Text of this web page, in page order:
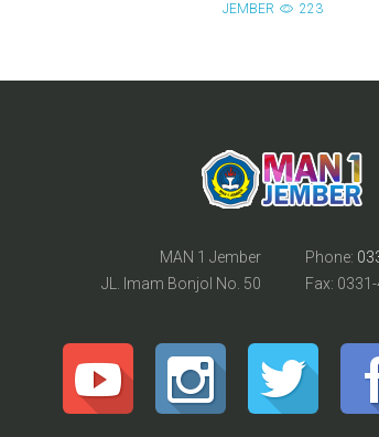
JEMBER
223
Phone:
Fax:
MAN 1 Jember
JL. Imam Bonjol No. 50